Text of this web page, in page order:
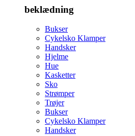
beklædning
Bukser
Cykelsko Klamper
Handsker
Hjelme
Hue
Kasketter
Sko
Strømper
Trøjer
Bukser
Cykelsko Klamper
Handsker